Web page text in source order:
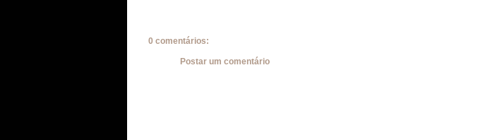
0 comentários:
Postar um comentário